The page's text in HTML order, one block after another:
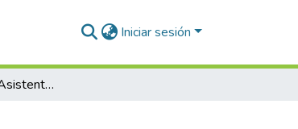
Iniciar sesión
Conceptos sobre Asistente Personal Humano